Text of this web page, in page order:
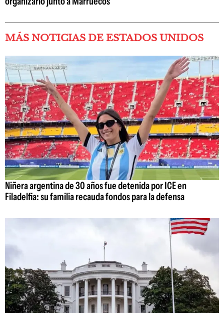
MÁS NOTICIAS DE ESTADOS UNIDOS
Niñera argentina de 30 años fue detenida por ICE en
Filadelfia: su familia recauda fondos para la defensa